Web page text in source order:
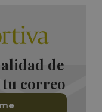
de
tu correo